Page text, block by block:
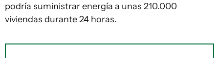
podría suministrar energía a unas 210.000
viviendas durante 24 horas.